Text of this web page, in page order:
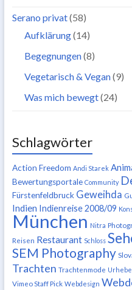
Serano privat(58)
Aufklärung(14)
Begegnungen(8)
Vegetarisch & Vegan(9)
Was mich bewegt(24)
Schlagwörter
Action Freedom Andi Starek
Bewertungsportale Community
Fürstenfeldbruck Geweihda
Indien Indienreise 2008/09
München Nitra
Reisen Restaurant Schloss
SEM Photography
Trachten Trachtenmode
Vimeo Staff Pick Webdesign